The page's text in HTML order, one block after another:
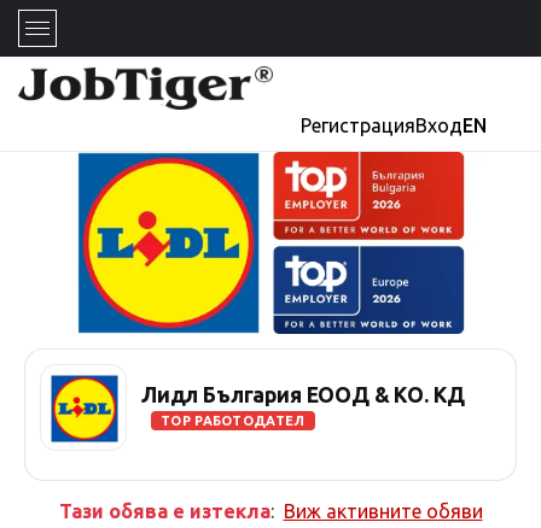
РегистрацияВходEN
Лидл България ЕООД & КО. КД
TOP РАБОТОДАТЕЛ
Тази обява е изтекла: Виж активните обяви